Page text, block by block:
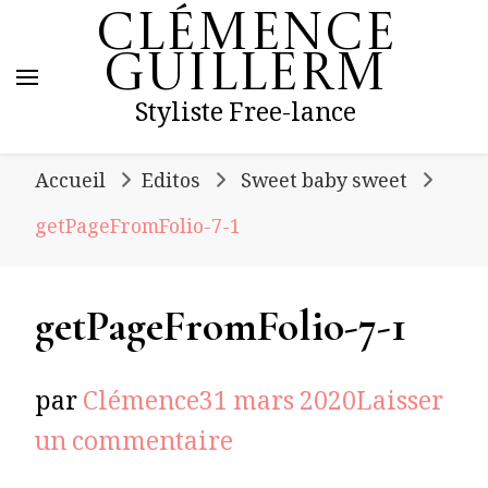
Clémence
Guillerm
Styliste Free-lance
Accueil Editos
Sweet baby sweet
getPageFromFolio-7-1
getPageFromFolio-7-1
parClémence31 mars 2020Laisser
un commentaire